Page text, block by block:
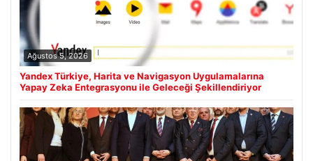
Ağustos 5, 2026
Yandex Türkiye, Harita ve Navigasyon Uygulamalarına
Yapay Zeka Entegrasyonu ile Geleceği Şekillendiriyor